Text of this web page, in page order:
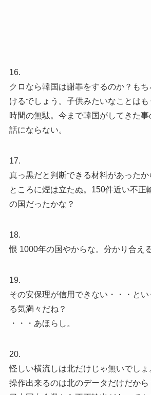
16.
クロなら韓国は謝罪をするのか？も
けるでしょう。子供みたいなことはも
時間の無駄。今まで韓国がしてきた事
話にならない。
17.
真っ黒だと判断できる材料があった
ところに煙は立たぬ。150件近い不正
の国だったかな？
18.
恨 1000年の国やからな。分かり合え
19.
その安保理が信用できない・・・と
る気満々だね？
・・・あほらし。
20.
怪しい横流しは北だけじゃ無いでしょ
操作出来るのは北のデータだけだから